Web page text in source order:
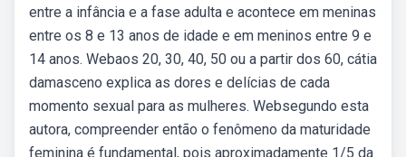
entre a infância e a fase adulta e acontece em meninas
entre os 8 e 13 anos de idade e em meninos entre 9 e
14 anos. Webaos 20, 30, 40, 50 ou a partir dos 60, cátia
damasceno explica as dores e delícias de cada
momento sexual para as mulheres. Websegundo esta
autora, compreender então o fenômeno da maturidade
feminina é fundamental, pois aproximadamente 1/5 da